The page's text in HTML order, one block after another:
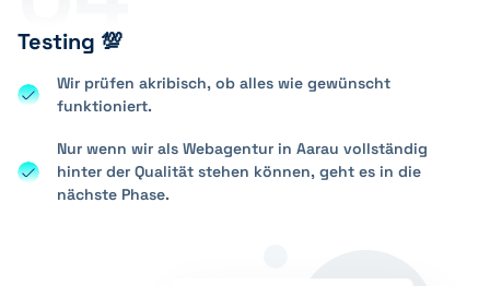
Testing 💯
Wir prüfen akribisch, ob alles wie gewünscht
funktioniert.
Nur wenn wir als Webagentur in Aarau vollständig
hinter der Qualität stehen können, geht es in die
nächste Phase.